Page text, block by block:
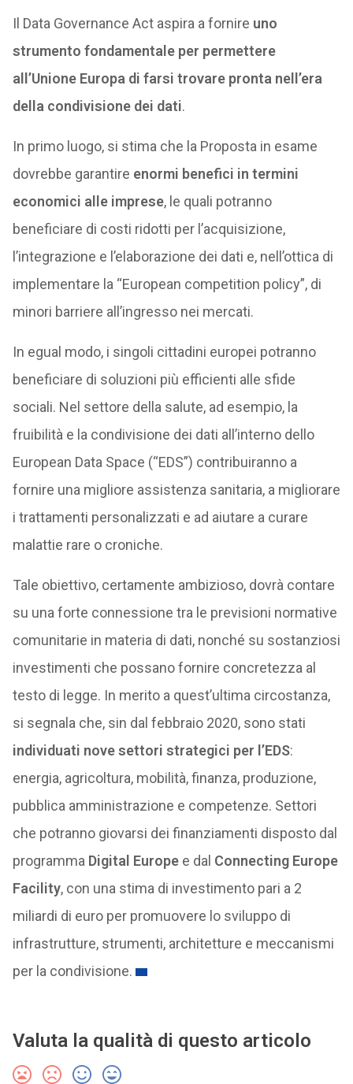
Il Data Governance Act aspira a fornire uno
strumento fondamentale per permettere
all’Unione Europa di farsi trovare pronta nell’era
della condivisione dei dati.
In primo luogo, si stima che la Proposta in esame
dovrebbe garantire enormi benefici in termini
economici alle imprese, le quali potranno
beneficiare di costi ridotti per l’acquisizione,
l’integrazione e l’elaborazione dei dati e, nell’ottica di
implementare la “European competition policy”, di
minori barriere all’ingresso nei mercati.
In egual modo, i singoli cittadini europei potranno
beneficiare di soluzioni più efficienti alle sfide
sociali. Nel settore della salute, ad esempio, la
fruibilità e la condivisione dei dati all’interno dello
European Data Space (“EDS”) contribuiranno a
fornire una migliore assistenza sanitaria, a migliorare
i trattamenti personalizzati e ad aiutare a curare
malattie rare o croniche.
Tale obiettivo, certamente ambizioso, dovrà contare
su una forte connessione tra le previsioni normative
comunitarie in materia di dati, nonché su sostanziosi
investimenti che possano fornire concretezza al
testo di legge. In merito a quest’ultima circostanza,
si segnala che, sin dal febbraio 2020, sono stati
individuati nove settori strategici per l’EDS:
energia, agricoltura, mobilità, finanza, produzione,
pubblica amministrazione e competenze. Settori
che potranno giovarsi dei finanziamenti disposto dal
programma Digital Europee dal Connecting Europe
Facility, con una stima di investimento pari a 2
miliardi di euro per promuovere lo sviluppo di
infrastrutture, strumenti, architetture e meccanismi
per la condivisione.
Valuta la qualità di questo articolo